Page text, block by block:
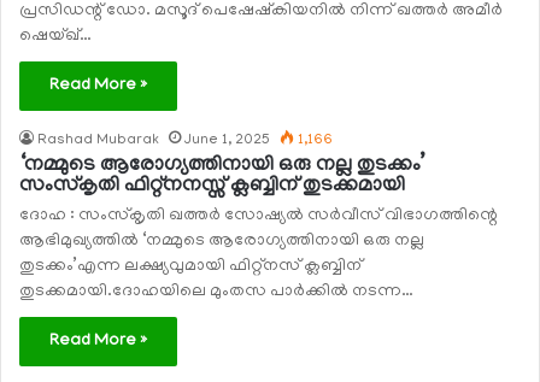
പ്രസിഡന്റ് ഡോ. മസൂദ് പെഷേഷ്‌കിയനില്‍ നിന്ന് ഖത്തര്‍ അമീര്‍
ഷെയ്ഖ്…
Read More »
Rashad Mubarak June 1, 2025 1,166
‘നമ്മുടെ ആരോഗ്യത്തിനായി ഒരു നല്ല തുടക്കം’
സംസ്‌കൃതി ഫിറ്റ്‌നനസ്സ് ക്ലബ്ബിന് തുടക്കമായി
ദോഹ : സംസ്‌കൃതി ഖത്തര്‍ സോഷ്യല്‍ സര്‍വീസ് വിഭാഗത്തിന്റെ
ആഭിമുഖ്യത്തില്‍ ‘നമ്മുടെ ആരോഗ്യത്തിനായി ഒരു നല്ല
തുടക്കം’എന്ന ലക്ഷ്യവുമായി ഫിറ്റ്‌നസ് ക്ലബ്ബിന്
തുടക്കമായി.ദോഹയിലെ മുംതസ പാര്‍ക്കില്‍ നടന്ന…
Read More »